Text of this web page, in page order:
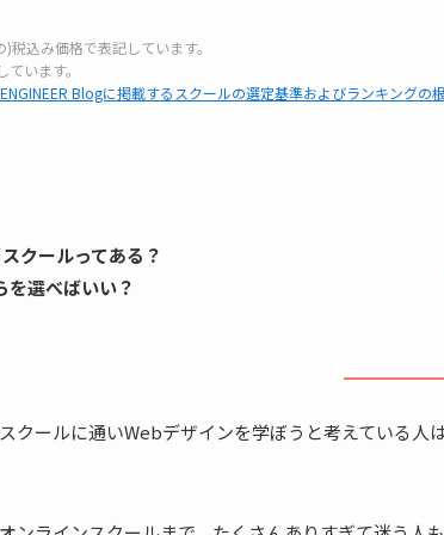
込み価格で表記しています。
います。
ENGINEER Blogに掲載するスクールの選定基準およびランキングの根
クールってある？
を選べばいい？
クールに通いWebデザインを学ぼうと考えている人